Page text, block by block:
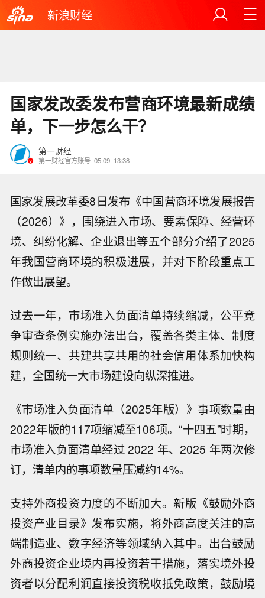
新浪财经
国家发改委发布营商环境最新成绩
单，下一步怎么干？
第一财经
第一财经官方账号 05.09 13:38
国家发展改革委8日发布《中国营商环境发展报告
（2026）》，围绕进入市场、要素保障、经营环
境、纠纷化解、企业退出等五个部分介绍了2025
年我国营商环境的积极进展，并对下阶段重点工
作做出展望。
过去一年，市场准入负面清单持续缩减，公平竞
争审查条例实施办法出台，覆盖各类主体、制度
规则统一、共建共享共用的社会信用体系加快构
建，全国统一大市场建设向纵深推进。
《市场准入负面清单（2025年版）》事项数量由
2022年版的117项缩减至106项。“十四五”时期，
市场准入负面清单经过 2022 年、2025 年两次修
订，清单内的事项数量压减约14%。
支持外商投资力度的不断加大。新版《鼓励外商
投资产业目录》发布实施，将外商高度关注的高
端制造业、数字经济等领域纳入其中。出台鼓励
外商投资企业境内再投资若干措施，落实境外投
资者以分配利润直接投资税收抵免政策，鼓励境